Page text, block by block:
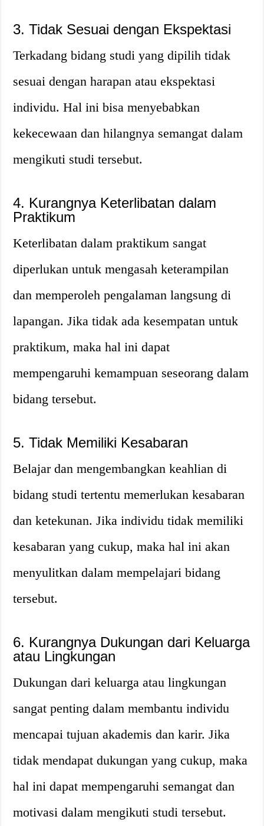
3. Tidak Sesuai dengan Ekspektasi
Terkadang bidang studi yang dipilih tidak
sesuai dengan harapan atau ekspektasi
individu. Hal ini bisa menyebabkan
kekecewaan dan hilangnya semangat dalam
mengikuti studi tersebut.
4. Kurangnya Keterlibatan dalam
Praktikum
Keterlibatan dalam praktikum sangat
diperlukan untuk mengasah keterampilan
dan memperoleh pengalaman langsung di
lapangan. Jika tidak ada kesempatan untuk
praktikum, maka hal ini dapat
mempengaruhi kemampuan seseorang dalam
bidang tersebut.
5. Tidak Memiliki Kesabaran
Belajar dan mengembangkan keahlian di
bidang studi tertentu memerlukan kesabaran
dan ketekunan. Jika individu tidak memiliki
kesabaran yang cukup, maka hal ini akan
menyulitkan dalam mempelajari bidang
tersebut.
6. Kurangnya Dukungan dari Keluarga
atau Lingkungan
Dukungan dari keluarga atau lingkungan
sangat penting dalam membantu individu
mencapai tujuan akademis dan karir. Jika
tidak mendapat dukungan yang cukup, maka
hal ini dapat mempengaruhi semangat dan
motivasi dalam mengikuti studi tersebut.